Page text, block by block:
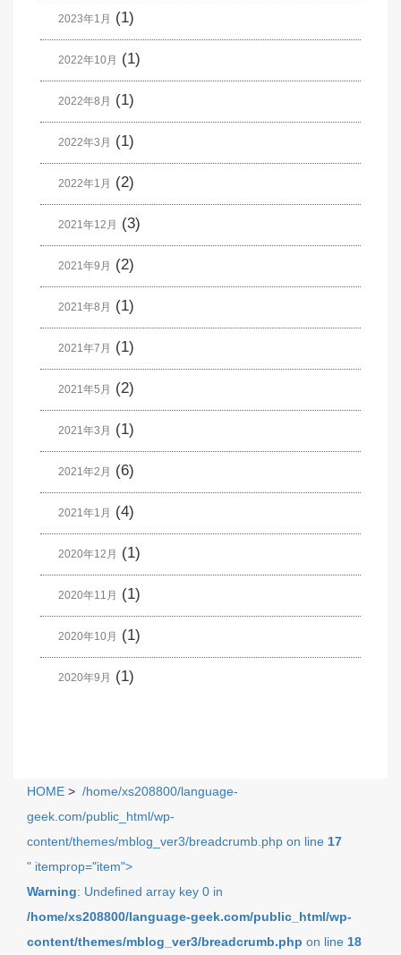
2023年1月 (1)
2022年10月 (1)
2022年8月 (1)
2022年3月 (1)
2022年1月 (2)
2021年12月 (3)
2021年9月 (2)
2021年8月 (1)
2021年7月 (1)
2021年5月 (2)
2021年3月 (1)
2021年2月 (6)
2021年1月 (4)
2020年12月 (1)
2020年11月 (1)
2020年10月 (1)
2020年9月 (1)
HOME > /home/xs208800/language-
geek.com/public_html/wp-
content/themes/mblog_ver3/breadcrumb.php on line 17
" itemprop="item">
Warning: Undefined array key 0 in
/home/xs208800/language-geek.com/public_html/wp-
content/themes/mblog_ver3/breadcrumb.php on line 18